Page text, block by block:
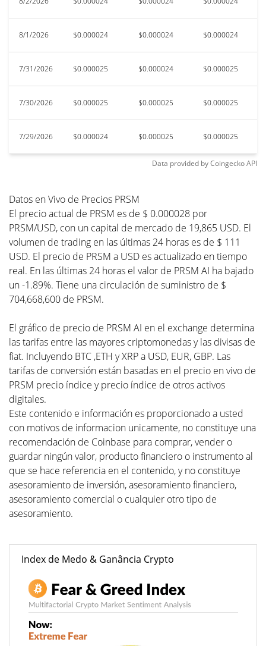
8/1/2026 $0.000024 $0.000024 $0.000024
7/31/2026 $0.000025 $0.000024 $0.000025
7/30/2026 $0.000025 $0.000025 $0.000025
7/29/2026 $0.000024 $0.000025 $0.000025
Data provided byCoingeckoAPI
Datos en Vivo de Precios PRSM
El precio actual de PRSM es de $ 0.000028 por
PRSM/USD, con un capital de mercado de 19,865 USD. El
volumen de trading en las últimas 24 horas es de $ 111
USD. El precio de PRSM a USD es actualizado en tiempo
real. En las últimas 24 horas el valor de PRSM AI ha bajado
un -1.89%. Tiene una circulación de suministro de $
704,668,600 de PRSM.
El gráfico de precio de PRSM AI en el exchange determina
las tarifas entre las mayores criptomonedas y las divisas de
fiat. Incluyendo BTC ,ETH y XRP a USD, EUR, GBP. Las
tarifas de conversión están basadas en el precio en vivo de
PRSM precio índice y precio índice de otros activos
digitales.
Este contenido e información es proporcionado a usted
con motivos de informacion unicamente, no constituye una
recomendación de Coinbase para comprar, vender o
guardar ningún valor, producto financiero o instrumento al
que se hace referencia en el contenido, y no constituye
asesoramiento de inversión, asesoramiento financiero,
asesoramiento comercial o cualquier otro tipo de
asesoramiento.
Index de Medo & Ganância Crypto